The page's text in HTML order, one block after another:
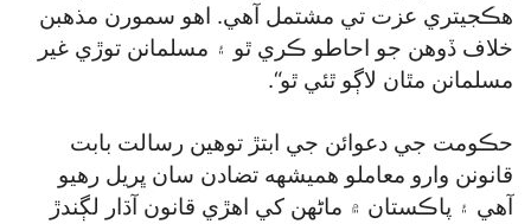
هڪجيتري عزت تي مشتمل آهي. اهو سمورن مذهبن
خلاف ڏوهن جو احاطو ڪري ٿو ۽ مسلمانن توڙي غير
مسلمانن مٿان لاڳو ٿئي ٿو“.
حڪومت جي دعوائن جي ابتڙ توهين رسالت بابت
قانونن وارو معاملو هميشهه تضادن سان ڀريل رهيو
آهي ۽ پاڪستان ۾ ماڻهن کي اهڙي قانون آڌار لڳندڙ